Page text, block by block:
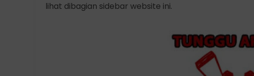
lihat dibagian sidebar website ini.